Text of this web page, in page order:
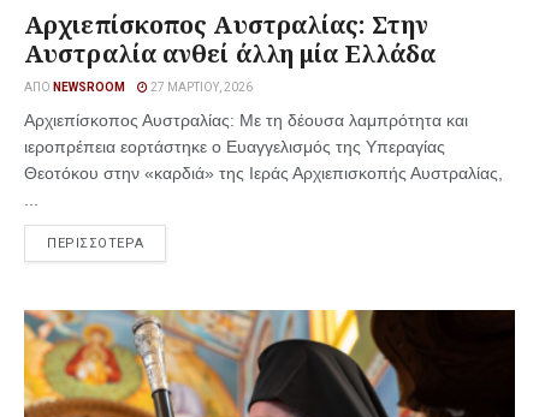
Αρχιεπίσκοπος Αυστραλίας: Στην
Αυστραλία ανθεί άλλη μία Ελλάδα
ΑΠΌ NEWSROOM 27 ΜΑΡΤΊΟΥ, 2026
Αρχιεπίσκοπος Αυστραλίας: Με τη δέουσα λαμπρότητα και
ιεροπρέπεια εορτάστηκε ο Ευαγγελισμός της Υπεραγίας
Θεοτόκου στην «καρδιά» της Ιεράς Αρχιεπισκοπής Αυστραλίας,
ΠΕΡΙΣΣΟΤΕΡΑ